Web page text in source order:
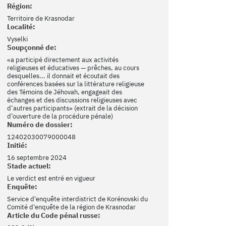
Région:
Territoire de Krasnodar
Localité:
Vyselki
Soupçonné de:
«a participé directement aux activités
religieuses et éducatives — prêches, au cours
desquelles... il donnait et écoutait des
conférences basées sur la littérature religieuse
des Témoins de Jéhovah, engageait des
échanges et des discussions religieuses avec
d’autres participants» (extrait de la décision
d’ouverture de la procédure pénale)
Numéro de dossier:
12402030079000048
Initié:
16 septembre 2024
Stade actuel:
Le verdict est entré en vigueur
Enquête:
Service d'enquête interdistrict de Korénovski du
Comité d'enquête de la région de Krasnodar
Article du Code pénal russe: